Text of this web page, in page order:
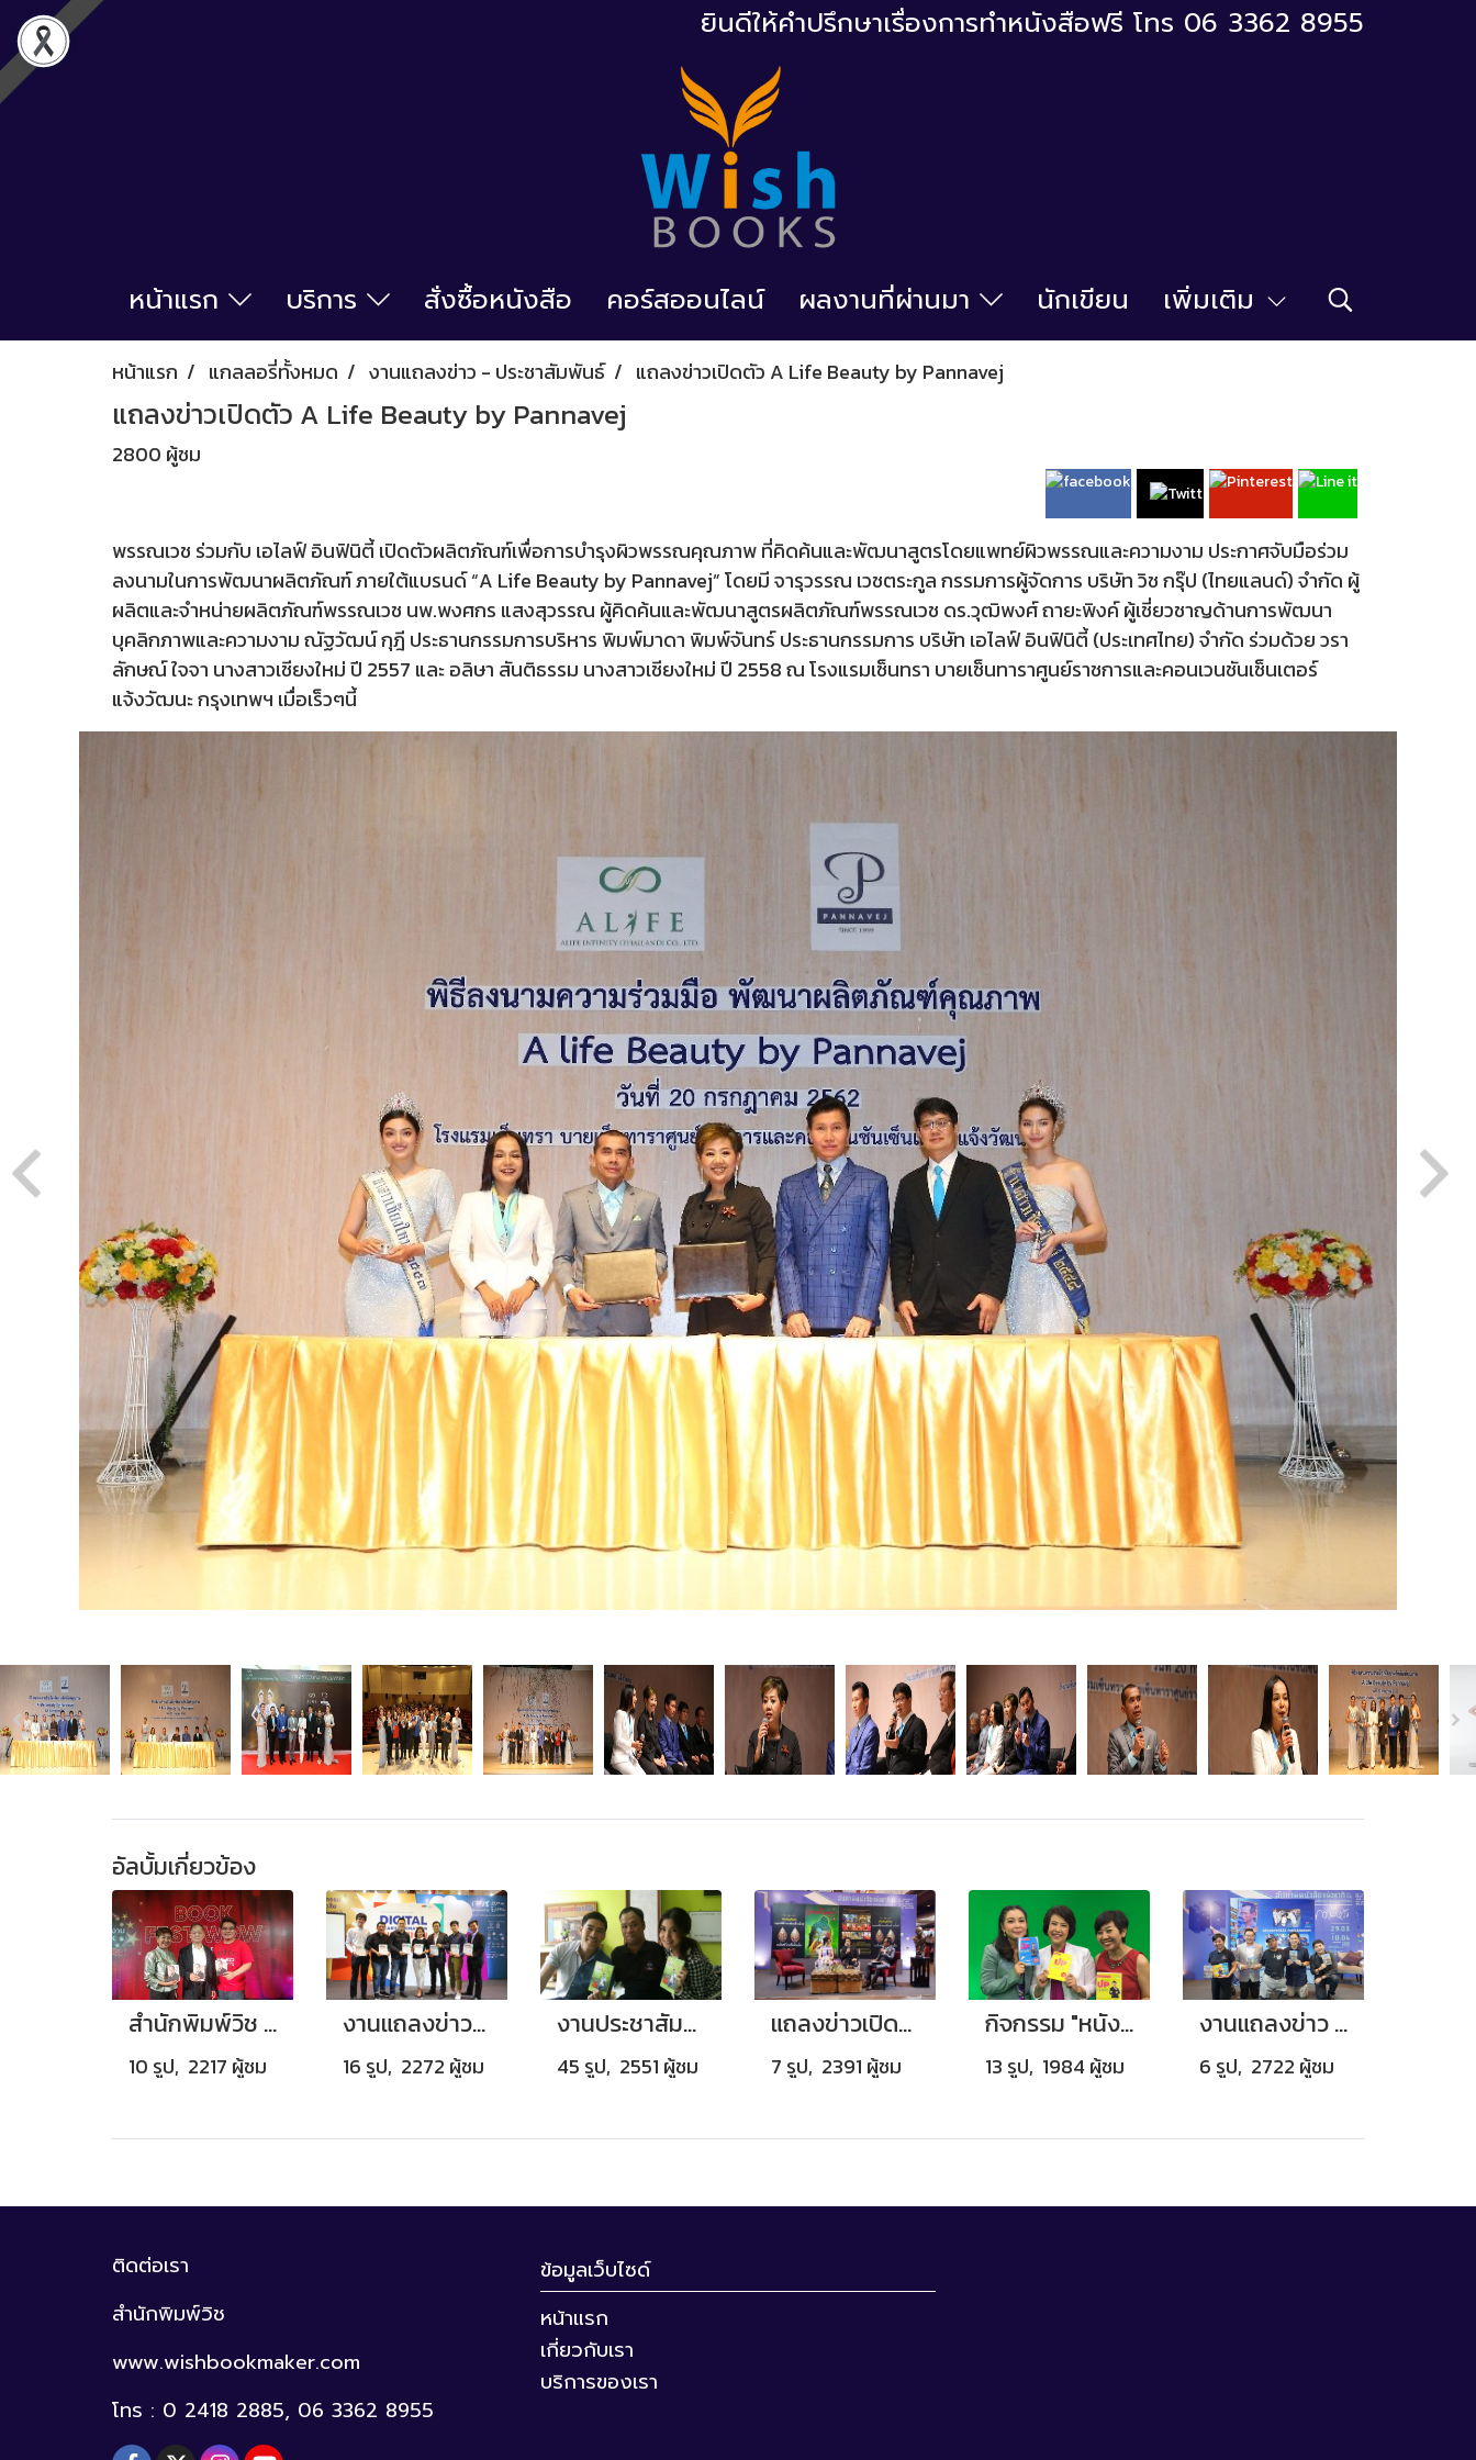
ยินดีให้คำปรึกษาเรื่องการทำหนังสือฟรี โทร 06 3362 8955
หน้าแรก บริการ สั่งซื้อหนังสือ คอร์สออนไลน์ ผลงานที่ผ่านมา นักเขียน เพิ่มเติม
หน้าแรก แกลลอรี่ทั้งหมด งานแถลงข่าว - ประชาสัมพันธ์ แถลงข่าวเปิดตัว A Life Beauty by Pannavej
แถลงข่าวเปิดตัว A Life Beauty by Pannavej
2800 ผู้ชม
พรรณเวช ร่วมกับ เอไลฟ์ อินฟินิตี้ เปิดตัวผลิตภัณฑ์เพื่อการบำรุงผิวพรรณคุณภาพ ที่คิดค้นและพัฒนาสูตรโดยแพทย์ผิวพรรณและความงาม ประกาศจับมือร่วม
ลงนามในการพัฒนาผลิตภัณฑ์ ภายใต้แบรนด์ “A Life Beauty by Pannavej” โดยมี จารุวรรณ เวชตระกูล กรรมการผู้จัดการ บริษัท วิช กรุ๊ป (ไทยแลนด์) จำกัด ผู้
ผลิตและจำหน่ายผลิตภัณฑ์พรรณเวช นพ.พงศกร แสงสุวรรณ ผู้คิดค้นและพัฒนาสูตรผลิตภัณฑ์พรรณเวช ดร.วุฒิพงศ์ ถายะพิงค์ ผู้เชี่ยวชาญด้านการพัฒนา
บุคลิกภาพและความงาม ณัฐวัฒน์ กุฎี ประธานกรรมการบริหาร พิมพ์มาดา พิมพ์จันทร์ ประธานกรรมการ บริษัท เอไลฟ์ อินฟินิตี้ (ประเทศไทย) จำกัด ร่วมด้วย วรา
ลักษณ์ ใจจา นางสาวเชียงใหม่ ปี 2557 และ อลิษา สันติธรรม นางสาวเชียงใหม่ ปี 2558 ณ โรงแรมเซ็นทรา บายเซ็นทาราศูนย์ราชการและคอนเวนชันเซ็นเตอร์
แจ้งวัฒนะ กรุงเทพฯ เมื่อเร็วๆนี้
อัลบั้มเกี่ยวข้อง
สำนักพิมพ์วิช ร่วมกับซีเอ็ดบุ๊ค เปิดตัวหนังสือ “คิดแบบฉั้วๆ”
10 รูป, 2217 ผู้ชม
งานแถลงข่าวเปิดตัวหนังสือ เปลี่ยนธุรกิจในยุคดิจิทัล Step by Step Digital Transformation In Action
16 รูป, 2272 ผู้ชม
งานประชาสัมพันธ์
45 รูป, 2551 ผู้ชม
แถลงข่าวเปิดตัวหนังสือและโครงการ ร่วมค้นหาพระพักตร์ของพระพุทธเจ้า
7 รูป, 2391 ผู้ชม
กิจกรรม "หนังสือเคล็ดลับอัพค่าตัว"
13 รูป, 1984 ผู้ชม
งานแถลงข่าว 'หนังสือพลังใจ พิชิตความสำเร็จ'
6 รูป, 2722 ผู้ชม
ติดต่อเรา
สำนักพิมพ์วิช
www.wishbookmaker.com
โทร : 0 2418 2885, 06 3362 8955
ข้อมูลเว็บไซด์
หน้าแรก
เกี่ยวกับเรา
บริการของเรา